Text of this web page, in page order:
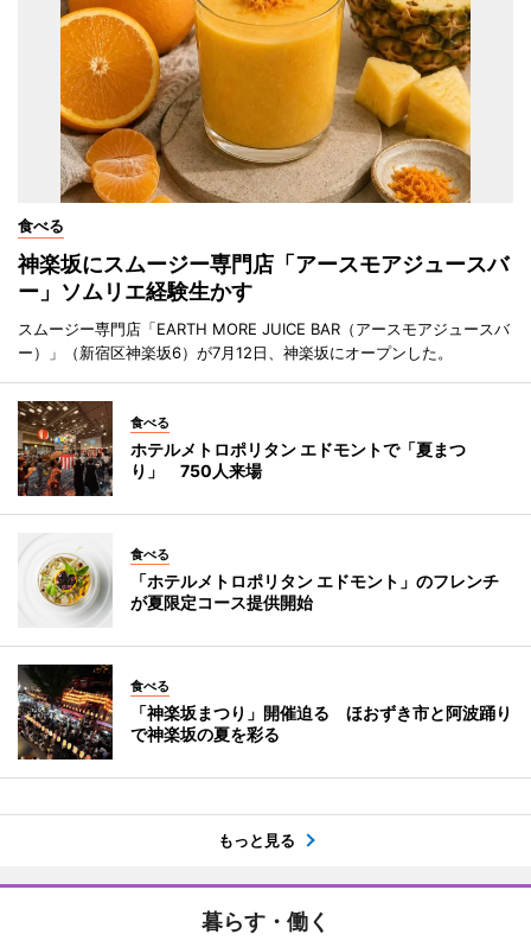
食べる
神楽坂にスムージー専門店「アースモアジュースバ
ー」ソムリエ経験生かす
スムージー専門店「EARTH MORE JUICE BAR（アースモアジュースバ
ー）」（新宿区神楽坂6）が7月12日、神楽坂にオープンした。
食べる
ホテルメトロポリタン エドモントで「夏まつ
り」 750人来場
食べる
「ホテルメトロポリタン エドモント」のフレンチ
が夏限定コース提供開始
食べる
「神楽坂まつり」開催迫る ほおずき市と阿波踊り
で神楽坂の夏を彩る
もっと見る
暮らす・働く